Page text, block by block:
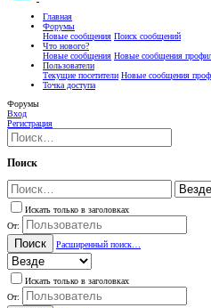
Главная
Форумы
Новые сообщения Поиск сообщений
Что нового?
Новые сообщения Новые сообщения
Пользователи
Текущие посетители Новые сообщения
Точка доступа
Форумы
Вход
Регистрация
Поиск
Искать только в заголовках
От:
Поиск Расширенный поиск…
Искать только в заголовках
От: